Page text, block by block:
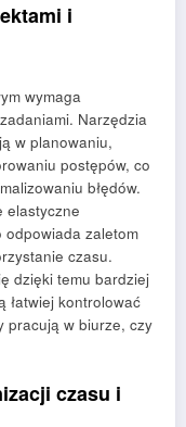
i
wymaga
Narzędzia
w planowaniu,
postępów, co
błędów.
elastyczne
odpowiada zaletom
czasu.
dzięki temu bardziej
łatwiej kontrolować
pracują w biurze, czy
czasu i